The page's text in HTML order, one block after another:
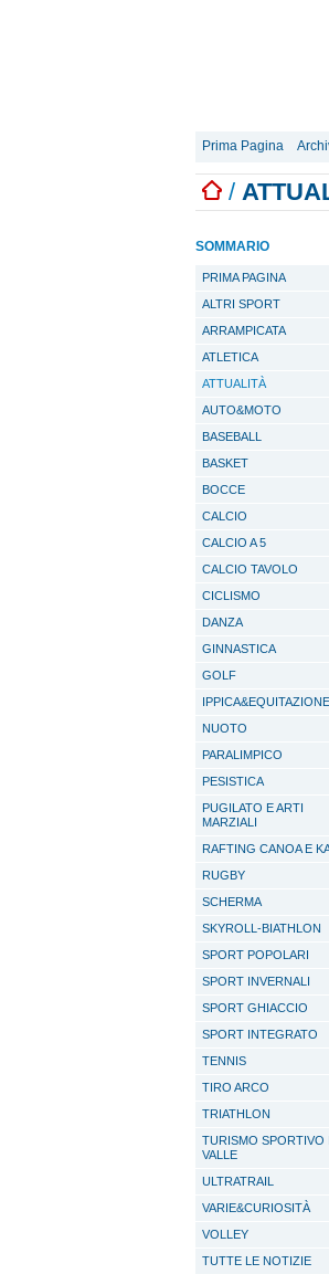
Prima Pagina
/
SOMMARIO
PRIMA PAGINA
ALTRI SPORT
ARRAMPICATA
ATLETICA
ATTUALITÀ
AUTO&MOTO
BASEBALL
BASKET
BOCCE
CALCIO
CALCIO A 5
CALCIO TAVOLO
CICLISMO
DANZA
GINNASTICA
GOLF
IPPICA&EQUITAZIONE
NUOTO
PARALIMPICO
PESISTICA
PUGILATO E ARTI
MARZIALI
RAFTING CANOA E
RUGBY
SCHERMA
SKYROLL-BIATHLON
SPORT POPOLARI
SPORT INVERNALI
SPORT GHIACCIO
SPORT INTEGRATO
TENNIS
TIRO ARCO
TRIATHLON
TURISMO SPORTIVO
VALLE
ULTRATRAIL
VARIE&CURIOSITÀ
VOLLEY
TUTTE LE NOTIZIE